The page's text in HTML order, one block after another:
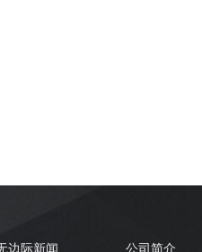
边际新闻 公司简介